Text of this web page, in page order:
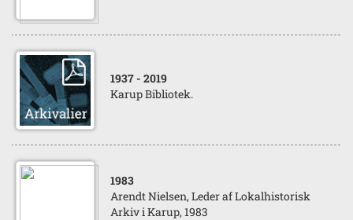
1937 - 2019
Karup Bibliotek.
1983
Arendt Nielsen, Leder af Lokalhistorisk
Arkiv i Karup, 1983